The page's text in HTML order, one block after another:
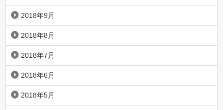
2018年9月
2018年8月
2018年7月
2018年6月
2018年5月